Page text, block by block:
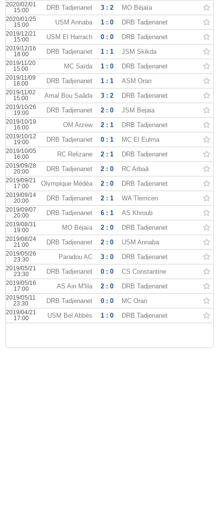
2020/02/01
15:00
DRB Tadjenanet 3 : 2 MO Béjaïa
2020/01/25
15:00
USM Annaba 1 : 0 DRB Tadjenanet
2019/12/21
15:00
USM El Harrach 0 : 0 DRB Tadjenanet
2019/12/16
18:00
DRB Tadjenanet 1 : 1 JSM Skikda
2019/11/20
15:00
MC Saïda 1 : 0 DRB Tadjenanet
2019/11/09
18:00
DRB Tadjenanet 1 : 1 ASM Oran
2019/11/02
15:00
Amal Bou Saâda 3 : 2 DRB Tadjenanet
2019/10/26
19:00
DRB Tadjenanet 2 : 0 JSM Bejaia
2019/10/19
16:00
OM Arzew 2 : 1 DRB Tadjenanet
2019/10/12
19:00
DRB Tadjenanet 0 : 1 MC El Eulma
2019/10/05
16:00
RC Relizane 2 : 1 DRB Tadjenanet
2019/09/28
20:00
DRB Tadjenanet 2 : 0 RC Arbaâ
2019/09/21
17:00
Olympique Médéa 2 : 0 DRB Tadjenanet
2019/09/14
20:00
DRB Tadjenanet 2 : 1 WA Tlemcen
2019/09/07
20:00
DRB Tadjenanet 6 : 1 AS Khroub
2019/08/31
19:00
MO Béjaïa 2 : 0 DRB Tadjenanet
2019/08/24
21:00
DRB Tadjenanet 2 : 0 USM Annaba
2019/05/26
23:30
Paradou AC 3 : 0 DRB Tadjenanet
2019/05/21
23:30
DRB Tadjenanet 0 : 0 CS Constantine
2019/05/16
17:00
AS Ain M'lila 2 : 0 DRB Tadjenanet
2019/05/11
23:30
DRB Tadjenanet 0 : 0 MC Oran
2019/04/21
17:00
USM Bel Abbès 1 : 0 DRB Tadjenanet